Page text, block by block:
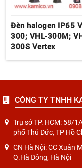
Đèn halogen IP65
300; VHL-300M;
300S Vertex
CÔNG TY TNHH
Trụ sở TP. HCM: 58/
phố Thủ Đức, TP Hồ
CN Hà Nội: CC Xuân
Q.Hà Đông, Hà Nội